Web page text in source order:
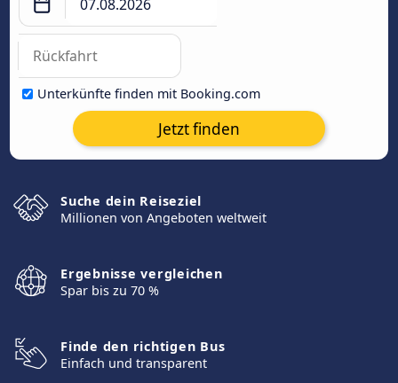
Unterkünfte finden mit Booking.com
Jetzt finden
Suche dein Reiseziel
Millionen von Angeboten weltweit
Ergebnisse vergleichen
Spar bis zu 70 %
Finde den richtigen Bus
Einfach und transparent